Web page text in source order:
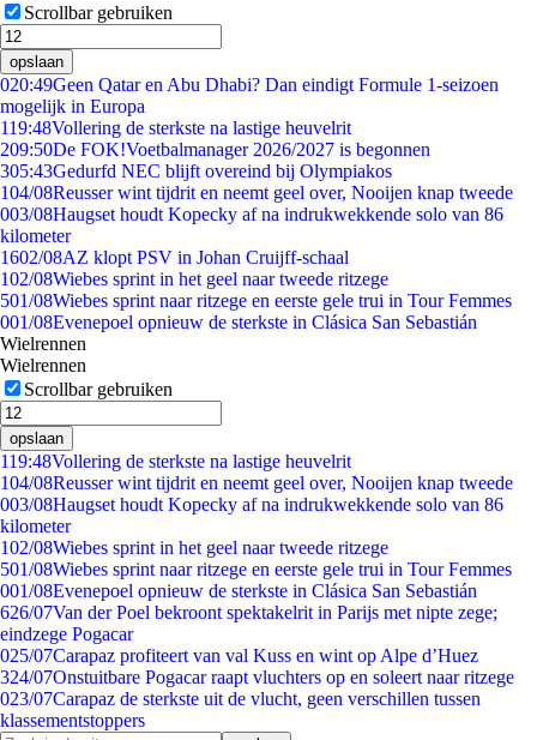
Scrollbar gebruiken
opslaan
020:49Geen Qatar en Abu Dhabi? Dan eindigt Formule 1-seizoen
mogelijk in Europa
119:48Vollering de sterkste na lastige heuvelrit
209:50De FOK!Voetbalmanager 2026/2027 is begonnen
305:43Gedurfd NEC blijft overeind bij Olympiakos
104/08Reusser wint tijdrit en neemt geel over, Nooijen knap tweede
003/08Haugset houdt Kopecky af na indrukwekkende solo van 86
kilometer
1602/08AZ klopt PSV in Johan Cruijff-schaal
102/08Wiebes sprint in het geel naar tweede ritzege
501/08Wiebes sprint naar ritzege en eerste gele trui in Tour Femmes
001/08Evenepoel opnieuw de sterkste in Clásica San Sebastián
Wielrennen
Wielrennen
Scrollbar gebruiken
opslaan
119:48Vollering de sterkste na lastige heuvelrit
104/08Reusser wint tijdrit en neemt geel over, Nooijen knap tweede
003/08Haugset houdt Kopecky af na indrukwekkende solo van 86
kilometer
102/08Wiebes sprint in het geel naar tweede ritzege
501/08Wiebes sprint naar ritzege en eerste gele trui in Tour Femmes
001/08Evenepoel opnieuw de sterkste in Clásica San Sebastián
626/07Van der Poel bekroont spektakelrit in Parijs met nipte zege;
eindzege Pogacar
025/07Carapaz profiteert van val Kuss en wint op Alpe d’Huez
324/07Onstuitbare Pogacar raapt vluchters op en soleert naar ritzege
023/07Carapaz de sterkste uit de vlucht, geen verschillen tussen
klassementstoppers